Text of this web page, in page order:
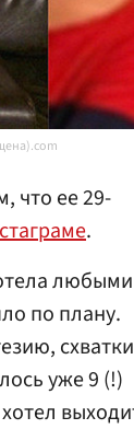
что ее 29-
.
любыми
по плану.
схватки
уже 9 (!)